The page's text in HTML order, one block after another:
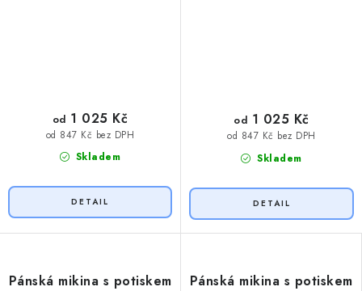
Skladem
od 847 Kč bez DPH
od 1 025 Kč
Skladem
od 847 Kč bez DPH
od 1 025 Kč
Pánská mikina s potiskem
Pánská mikina s potiskem